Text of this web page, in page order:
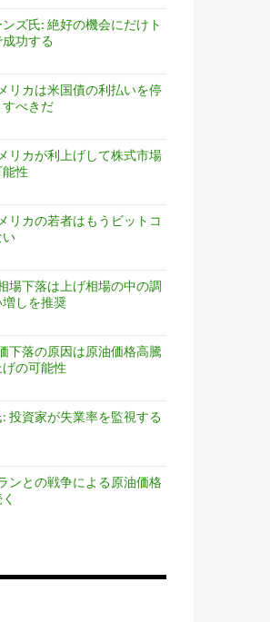
ズ氏: 絶好の機会にだけト
功する
リカは米国債の利払いを停
すべきだ
リカが利上げして株式市場
性
リカの若者はもうビットコ
い
場下落は上げ相場の中の調
しを推奨
下落の原因は原油価格高騰
の可能性
投資家が失業率を監視する
ンとの戦争による原油価格